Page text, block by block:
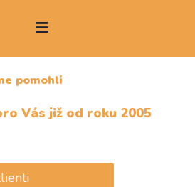
pomohli
Vás již od roku 2005